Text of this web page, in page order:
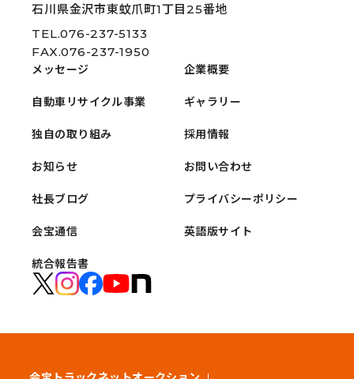
石川県金沢市東蚊爪町1丁目25番地
TEL.076-237-5133
FAX.076-237-1950
メッセージ
自動車リサイクル事業
独自の取り組み
お知らせ
社長ブログ
会宝通信
統合報告書
企業概要
ギャラリー
採用情報
お問い合わせ
プライバシーポリシー
英語版サイト